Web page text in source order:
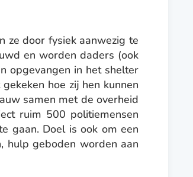
ze door fysiek aanwezig te
en worden daders (ook
opgevangen in het shelter
hoe zij hen kunnen
samen met de overheid
ruim 500 politiemensen
gaan. Doel is ook om een
hulp geboden worden aan